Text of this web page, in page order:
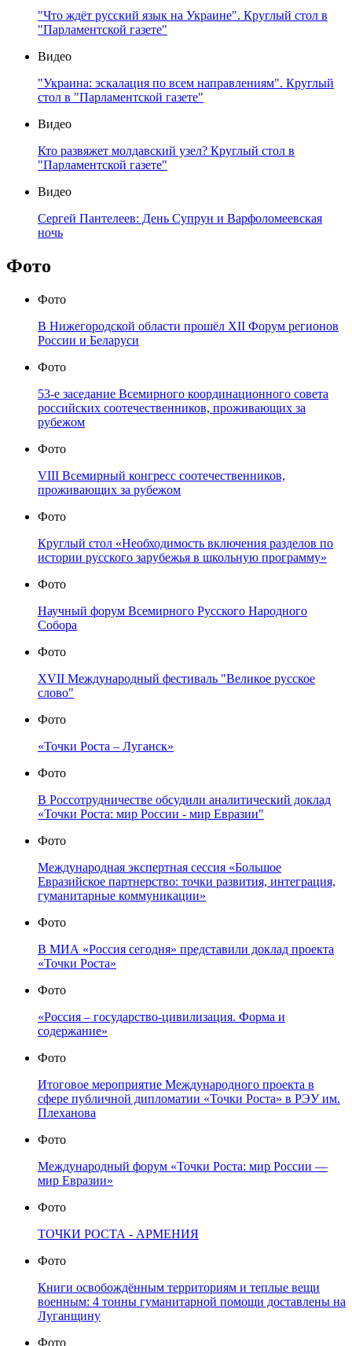
"Что ждёт русский язык на Украине". Круглый стол в
"Парламентской газете"
Видео
"Украина: эскалация по всем направлениям". Круглый
стол в "Парламентской газете"
Видео
Кто развяжет молдавский узел? Круглый стол в
"Парламентской газете"
Видео
Сергей Пантелеев: День Супрун и Варфоломеевская
ночь
Фото
Фото
В Нижегородской области прошёл XII Форум регионов
России и Беларуси
Фото
53-е заседание Всемирного координационного совета
российских соотечественников, проживающих за
рубежом
Фото
VIII Всемирный конгресс соотечественников,
проживающих за рубежом
Фото
Круглый стол «Необходимость включения разделов по
истории русского зарубежья в школьную программу»
Фото
Научный форум Всемирного Русского Народного
Собора
Фото
XVII Международный фестиваль "Великое русское
слово"
Фото
«Точки Роста – Луганск»
Фото
В Россотрудничестве обсудили аналитический доклад
«Точки Роста: мир России - мир Евразии"
Фото
Международная экспертная сессия «Большое
Евразийское партнерство: точки развития, интеграция,
гуманитарные коммуникации»
Фото
В МИА «Россия сегодня» представили доклад проекта
«Точки Роста»
Фото
«Россия – государство-цивилизация. Форма и
содержание»
Фото
Итоговое мероприятие Международного проекта в
сфере публичной дипломатии «Точки Роста» в РЭУ им.
Плеханова
Фото
Международный форум «Точки Роста: мир России —
мир Евразии»
Фото
ТОЧКИ РОСТА - АРМЕНИЯ
Фото
Книги освобождённым территориям и теплые вещи
военным: 4 тонны гуманитарной помощи доставлены на
Луганщину
Фото